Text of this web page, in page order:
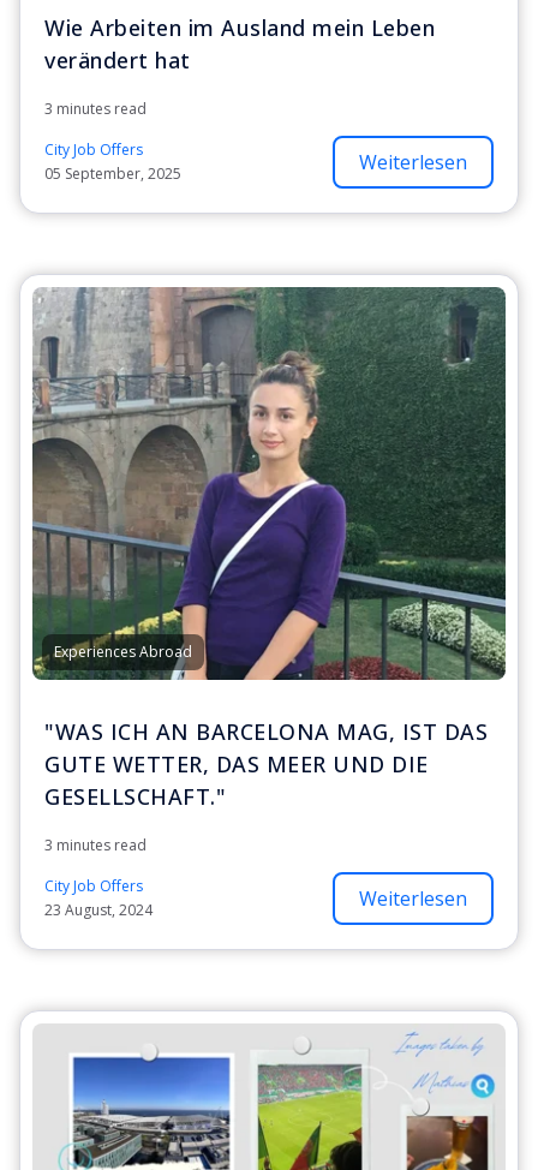
Wie Arbeiten im Ausland mein Leben
verändert hat
3 minutes read
City Job Offers
05 September, 2025
Weiterlesen
Experiences Abroad
"WAS ICH AN BARCELONA MAG, IST DAS
GUTE WETTER, DAS MEER UND DIE
GESELLSCHAFT."
3 minutes read
City Job Offers
23 August, 2024
Weiterlesen